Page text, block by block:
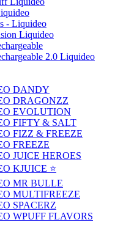
- Liquideo
Liquideo
2.0 Liquideo
DANDY
DRAGONZZ
EVOLUTION
FIFTY & SALT
FIZZ & FREEZE
FREEZE
JUICE HEROES
KJUICE ⭐️
MR BULLE
MULTIFREEZE
SPACERZ
WPUFF FLAVORS